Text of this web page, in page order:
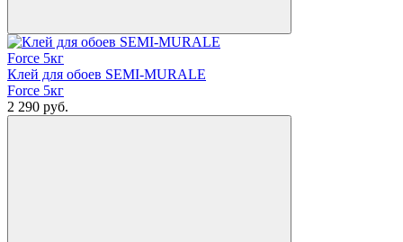
Клей для обоев SEMI-MURALE
Force 5кг
2 290 руб.